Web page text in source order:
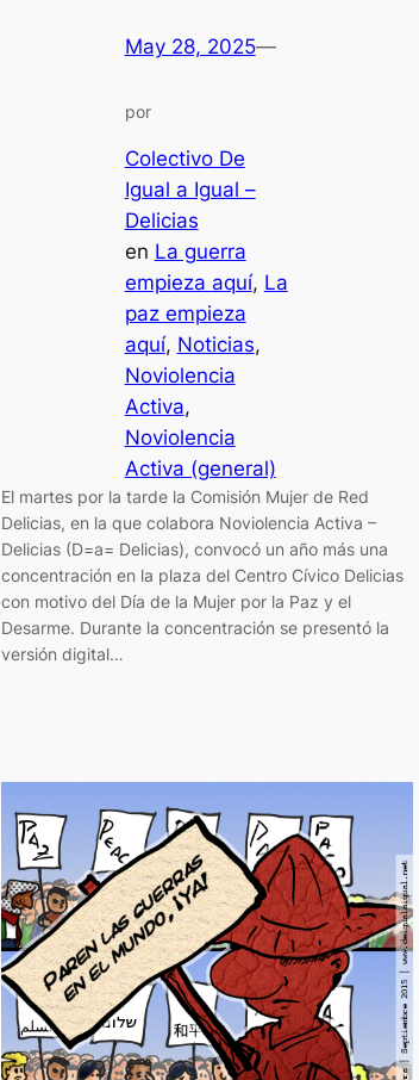
May 28, 2025—
por
Colectivo De
Igual a Igual –
Delicias
en La guerra
empieza aquí, La
paz empieza
aquí, Noticias
Noviolencia
Activa
Noviolencia
Activa (general)
El martes por la tarde la Comisión Mujer de Red
Delicias, en la que colabora Noviolencia Activa –
Delicias (D=a= Delicias), convocó un año más una
concentración en la plaza del Centro Cívico Delicias
con motivo del Día de la Mujer por la Paz y el
Desarme. Durante la concentración se presentó la
versión digital…